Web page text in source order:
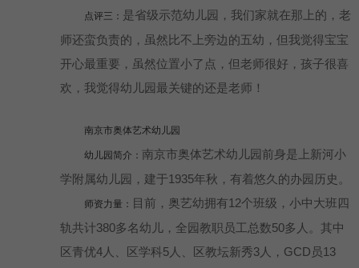
点评三： 是省级示范幼儿园，我们家就在那上的，老
师还蛮负责的，虽然比不上旁边的五幼，但我觉得宝宝
开心最重要，虽然位置小了点，但老师很好，孩子很喜
欢，我觉得幼儿园最关键的还是老师！
南京市奥体艺术幼儿园
幼儿园简介： 南京市奥体艺术幼儿园前身是上新河小
学附属幼儿园，建于1935年秋，有着悠久的办园历史。
师资力量： 目前，奥艺幼拥有12个班级，小中大班四
轨共计380多名幼儿，全园教职员工总数50多人。其中
区青优4人、区学科5人、区教坛新秀3人，GCD员13